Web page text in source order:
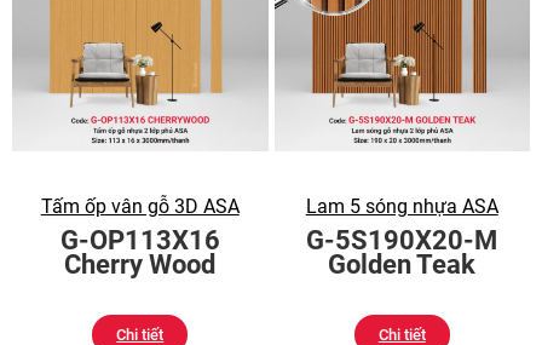
Tấm ốp vân gỗ 3D ASA
G-OP113X16
Cherry Wood
Chi tiết
Lam 5 sóng nhựa ASA
G-5S190X20-M
Golden Teak
Chi tiết